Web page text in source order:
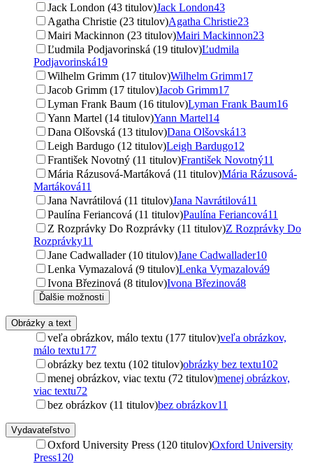
Jack London (43 titulov)Jack London43
Agatha Christie (23 titulov)Agatha Christie23
Mairi Mackinnon (23 titulov)Mairi Mackinnon23
Ľudmila Podjavorinská (19 titulov)Ľudmila
Podjavorinská19
Wilhelm Grimm (17 titulov)Wilhelm Grimm17
Jacob Grimm (17 titulov)Jacob Grimm17
Lyman Frank Baum (16 titulov)Lyman Frank Baum16
Yann Martel (14 titulov)Yann Martel14
Dana Olšovská (13 titulov)Dana Olšovská13
Leigh Bardugo (12 titulov)Leigh Bardugo12
František Novotný (11 titulov)František Novotný11
Mária Rázusová-Martáková (11 titulov)Mária Rázusová-
Martáková11
Jana Navrátilová (11 titulov)Jana Navrátilová11
Paulína Feriancová (11 titulov)Paulína Feriancová11
Z Rozprávky Do Rozprávky (11 titulov)Z Rozprávky Do
Rozprávky11
Jane Cadwallader (10 titulov)Jane Cadwallader10
Lenka Vymazalová (9 titulov)Lenka Vymazalová9
Ivona Březinová (8 titulov)Ivona Březinová8
Ďalšie možnosti
Obrázky a text
veľa obrázkov, málo textu (177 titulov)veľa obrázkov,
málo textu177
obrázky bez textu (102 titulov)obrázky bez textu102
menej obrázkov, viac textu (72 titulov)menej obrázkov,
viac textu72
bez obrázkov (11 titulov)bez obrázkov11
Vydavateľstvo
Oxford University Press (120 titulov)Oxford University
Press120